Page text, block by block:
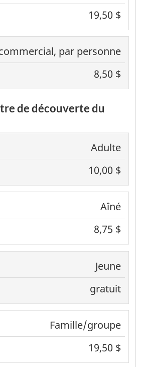
19,50 $
par personne
8,50 $
de découverte du
Adulte
10,00 $
Aîné
8,75 $
Jeune
gratuit
Famille/groupe
19,50 $